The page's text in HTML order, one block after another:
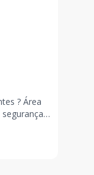
? Área
?